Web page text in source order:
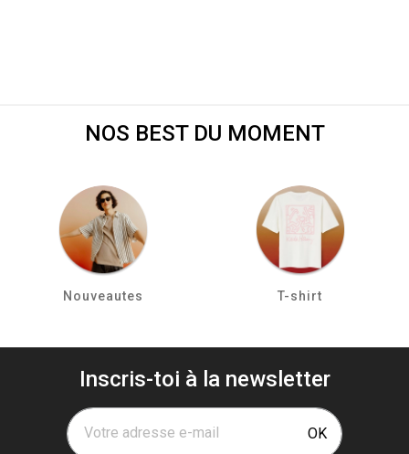
NOS BEST DU MOMENT
Nouveautes T-shirt
Inscris-toi à la newsletter
Votre adresse e-mail OK